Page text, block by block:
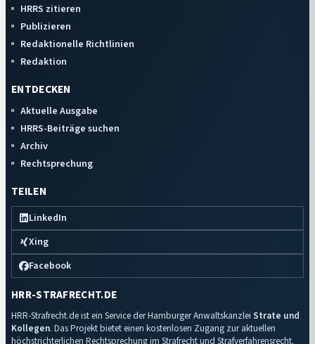
HRRS zitieren
Publizieren
Redaktionelle Richtlinien
Redaktion
ENTDECKEN
Aktuelle Ausgabe
HRRS-Beiträge suchen
Archiv
Rechtsprechung
TEILEN
LinkedIn
Xing
Facebook
HRR-STRAFRECHT.DE
HRR-Strafrecht.de ist ein Service der Hamburger Anwaltskanzlei Strate und
Kollegen. Das Projekt bietet einen kostenlosen Zugang zur aktuellen
höchstrichterlichen Rechtsprechung im Strafrecht und Strafverfahrensrecht.